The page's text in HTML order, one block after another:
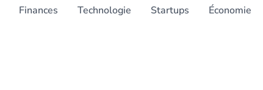
Finances Technologie Startups Économie